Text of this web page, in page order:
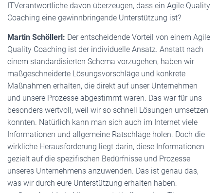
ITVerantwortliche davon überzeugen, dass ein Agile Quality
Coaching eine gewinnbringende Unterstützung ist?
Martin Schöllerl: Der entscheidende Vorteil von einem Agile
Quality Coaching ist der individuelle Ansatz. Anstatt nach
einem standardisierten Schema vorzugehen, haben wir
maßgeschneiderte Lösungsvorschläge und konkrete
Maßnahmen erhalten, die direkt auf unser Unternehmen
und unsere Prozesse abgestimmt waren. Das war für uns
besonders wertvoll, weil wir so schnell Lösungen umsetzen
konnten. Natürlich kann man sich auch im Internet viele
Informationen und allgemeine Ratschläge holen. Doch die
wirkliche Herausforderung liegt darin, diese Informationen
gezielt auf die spezifischen Bedürfnisse und Prozesse
unseres Unternehmens anzuwenden. Das ist genau das,
was wir durch eure Unterstützung erhalten haben: